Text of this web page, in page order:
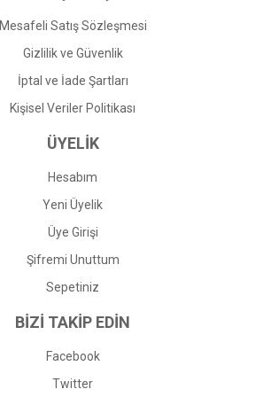
Mesafeli Satış Sözleşmesi
Gizlilik ve Güvenlik
İptal ve İade Şartları
Kişisel Veriler Politikası
ÜYELİK
Hesabım
Yeni Üyelik
Üye Girişi
Şifremi Unuttum
Sepetiniz
BİZİ TAKİP EDİN
Facebook
Twitter